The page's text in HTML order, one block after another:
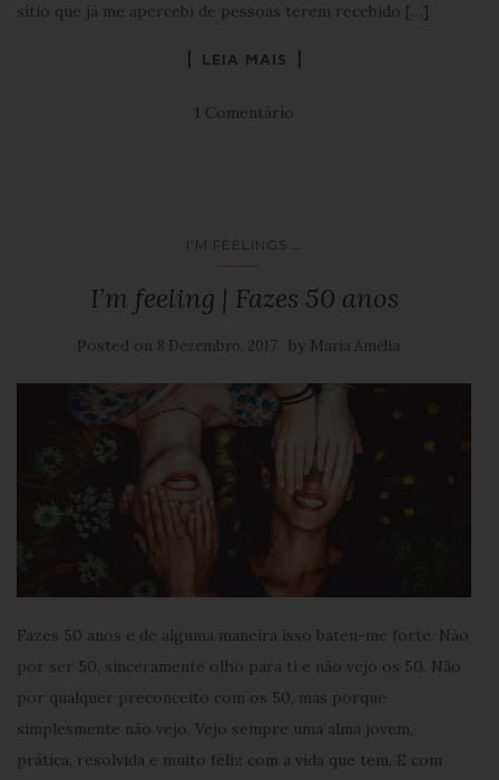
sítio que já me apercebi de pessoas terem recebido […]
LEIA MAIS
1 Comentário
I'M FEELINGS
I’m feeling | Fazes 50 anos
Posted on 8 Dezembro, 2017 by Maria Amélia
Fazes 50 anos e de alguma maneira isso bateu-me forte. Não
por ser 50, sinceramente olho para ti e não vejo os 50. Não
por qualquer preconceito com os 50, mas porque
simplesmente não vejo. Vejo sempre uma alma jovem,
prática, resolvida e muito feliz com a vida que tem. E com